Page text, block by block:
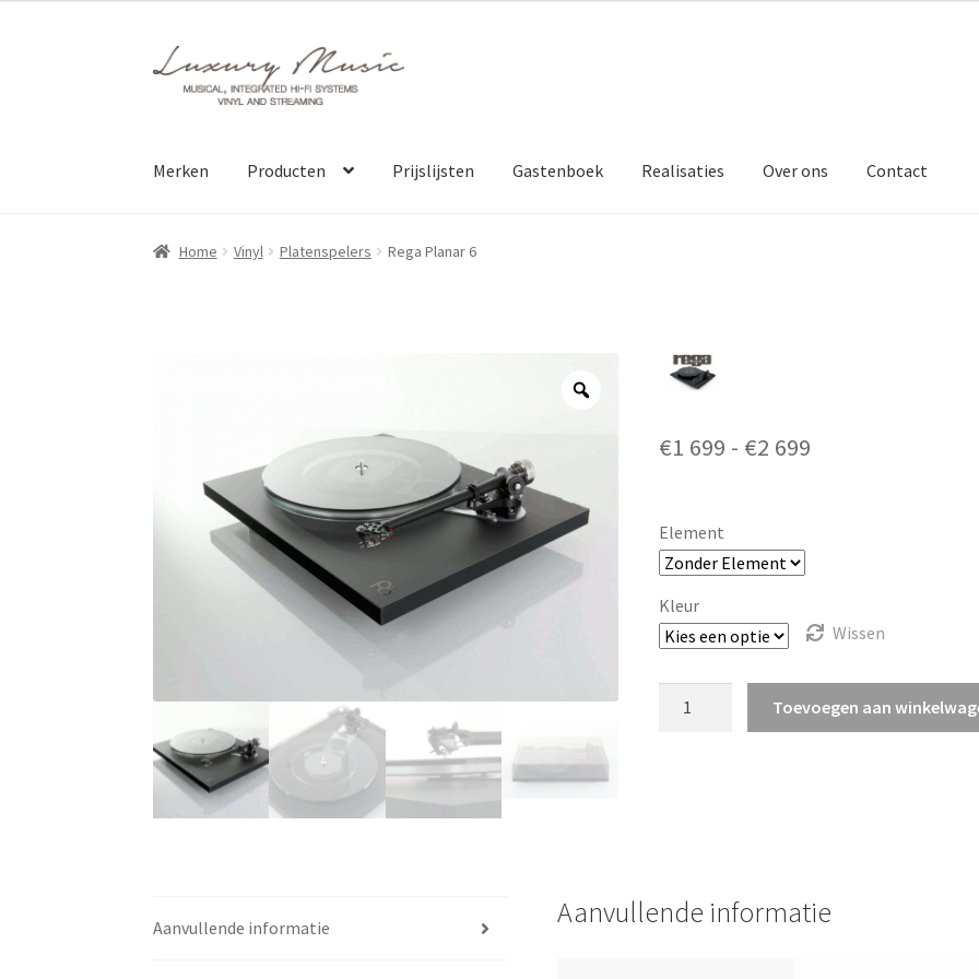
Ga
door
Ga
direct
inhoud
Merken Producten Prijslijsten Gastenboek Realisaties Over ons Contact
Home Vinyl Platenspelers Rega Planar 6
€1 699 - €2 699Prijsklasse:
699
Element
Kleur
Wissen
Toevoegen aan
Aanvullende informatie Aanvullende informatie
€2